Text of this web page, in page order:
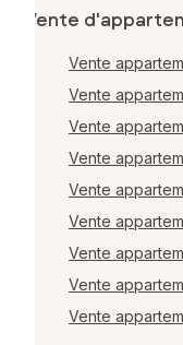
Vente
Vente
Vente
Vente
Vente
Vente
Vente
Vente
Vente
Vente